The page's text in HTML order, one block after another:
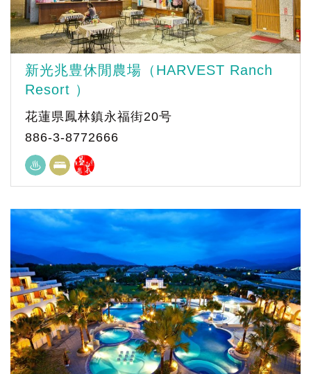
新光兆豊休閒農場（HARVEST Ranch
Resort ）
花蓮県鳳林鎮永福街20号
886-3-8772666